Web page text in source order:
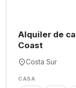
Alquiler de
Coast
Costa Sur
CASA